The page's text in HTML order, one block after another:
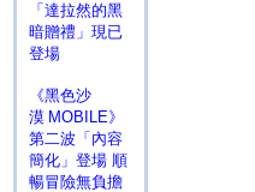
「達拉然的黑
暗贈禮」現已
登場
《黑色沙
漠 MOBILE》
第二波「內容
簡化」登場 順
暢冒險無負擔